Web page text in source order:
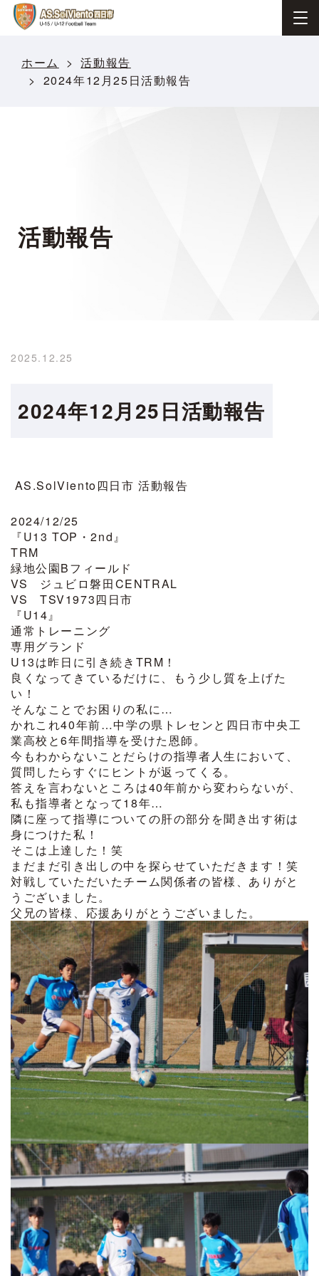
ホーム
活動報告
2024年12月25日活動報告
活動報告
2025.12.25
2024年12月25日活動報告
AS.SolViento四日市 活動報告
2024/12/25
『U13 TOP・2nd』
TRM
緑地公園Bフィールド
VS ジュビロ磐田CENTRAL
VS TSV1973四日市
『U14』
通常トレーニング
専用グランド
U13は昨日に引き続きTRM！
良くなってきているだけに、もう少し質を上げた
い！
そんなことでお困りの私に…
かれこれ40年前…中学の県トレセンと四日市中央工
業高校と6年間指導を受けた恩師。
今もわからないことだらけの指導者人生において、
質問したらすぐにヒントが返ってくる。
答えを言わないところは40年前から変わらないが、
私も指導者となって18年…
隣に座って指導についての肝の部分を聞き出す術は
身につけた私！
そこは上達した！笑
まだまだ引き出しの中を探らせていただきます！笑
対戦していただいたチーム関係者の皆様、ありがと
うございました。
父兄の皆様、応援ありがとうございました。